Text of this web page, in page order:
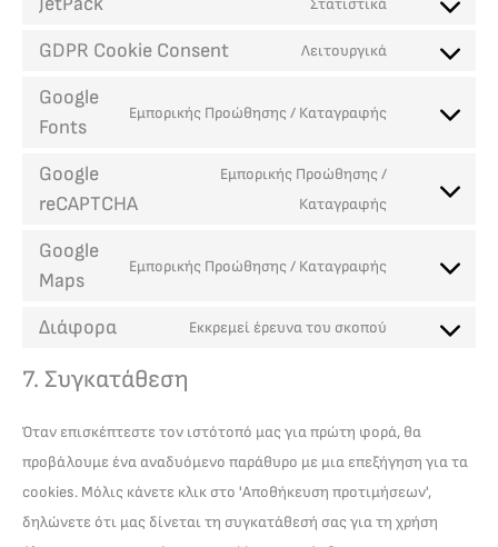
Στατιστικά
GDPR Cookie Consent Λειτουργικά
Google
Fonts
Εμπορικής Προώθησης / Καταγραφής
Google
reCAPTCHA
Εμπορικής Προώθησης /
Καταγραφής
Google
Maps
Εμπορικής Προώθησης / Καταγραφής
Διάφορα Εκκρεμεί έρευνα του σκοπού
7. Συγκατάθεση
Όταν επισκέπτεστε τον ιστότοπό μας για πρώτη φορά, θα
προβάλουμε ένα αναδυόμενο παράθυρο με μια επεξήγηση για τα
cookies. Μόλις κάνετε κλικ στο 'Αποθήκευση προτιμήσεων',
δηλώνετε ότι μας δίνεται τη συγκατάθεσή σας για τη χρήση